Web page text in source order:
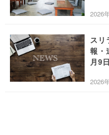
2026
スリ
報・
月9
2026